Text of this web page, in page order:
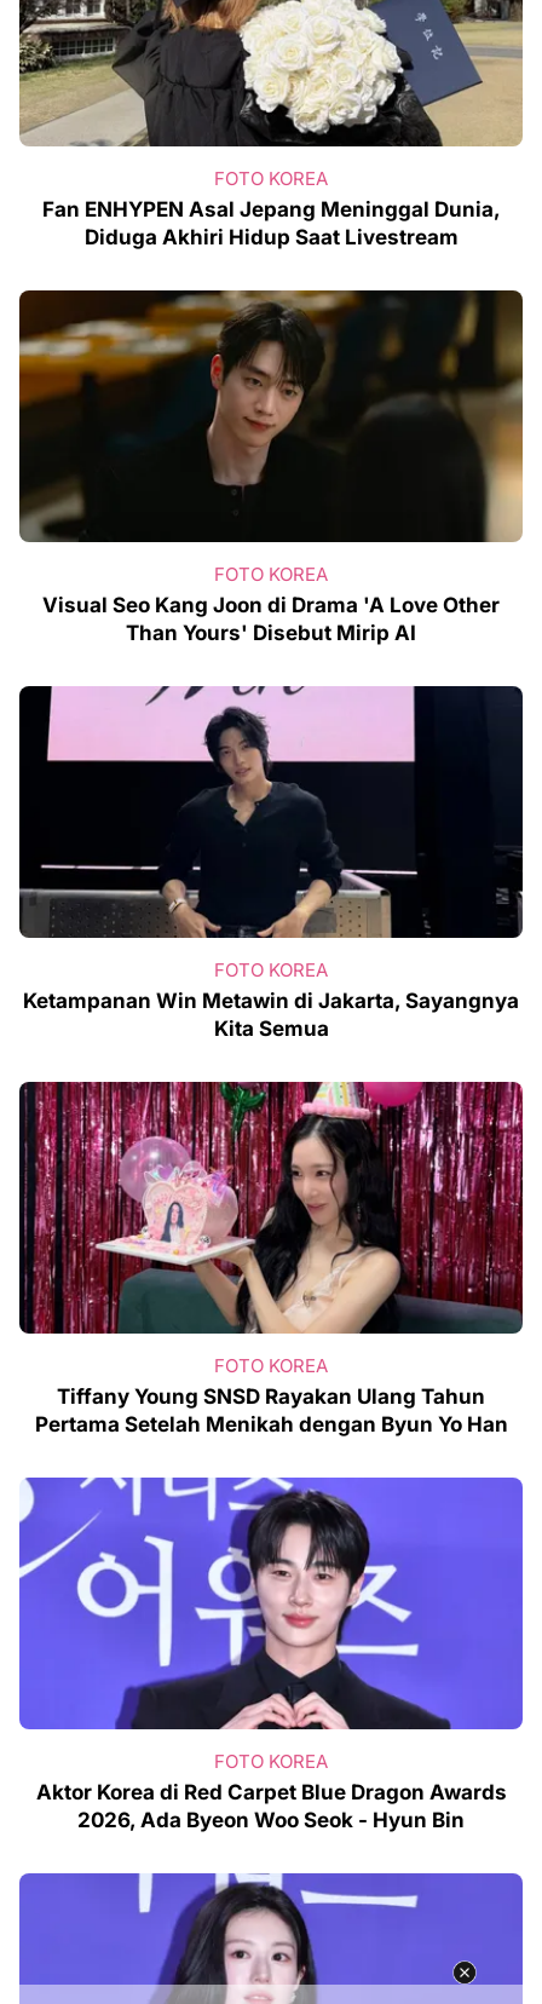
FOTO KOREA
Fan ENHYPEN Asal Jepang Meninggal Dunia,
Diduga Akhiri Hidup Saat Livestream
FOTO KOREA
Visual Seo Kang Joon di Drama 'A Love Other
Than Yours' Disebut Mirip AI
FOTO KOREA
Ketampanan Win Metawin di Jakarta, Sayangnya
Kita Semua
FOTO KOREA
Tiffany Young SNSD Rayakan Ulang Tahun
Pertama Setelah Menikah dengan Byun Yo Han
FOTO KOREA
Aktor Korea di Red Carpet Blue Dragon Awards
2026, Ada Byeon Woo Seok - Hyun Bin